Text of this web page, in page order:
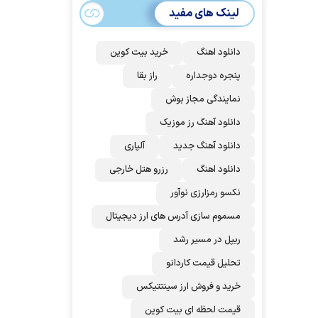
می‌شود؟!
لینک های مفید
دانلود اهنگ
خرید بیت کوین
پنجره دوجداره
راز بقا
نمایندگی مجاز بوش
دانلود آهنگ رز‌ موزیک
دانلود آهنگ جدید
آلپاری
دانلود اهنگ
رزرو هتل خارجی
نکسو رمزارزی نوآور
مسموم سازی آدرس های ارز دیجیتال
ریپل در مسیر رشد
تحلیل قیمت کاردانو
خرید و فروش ارز سینتتیکس
قیمت لحظه ای بیت کوین